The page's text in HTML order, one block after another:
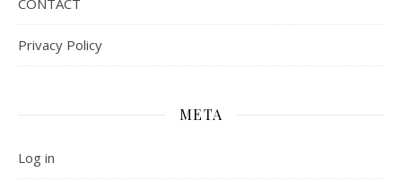
CONTACT
Privacy Policy
META
Log in